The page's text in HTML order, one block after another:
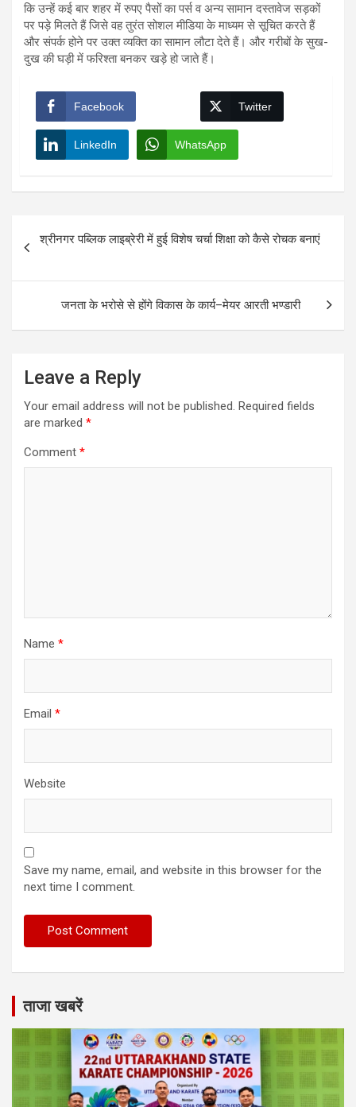
कि उन्हें कई बार शहर में रुपए पैसों का पर्स व अन्य सामान दस्तावेज सड़कों
पर पड़े मिलते हैं जिसे वह तुरंत सोशल मीडिया के माध्यम से सूचित करते हैं
और संपर्क होने पर उक्त व्यक्ति का सामान लौटा देते हैं। और गरीबों के सुख-
दुख की घड़ी में फरिश्ता बनकर खड़े हो जाते हैं।
Facebook Twitter
LinkedIn WhatsApp
navigation
श्रीनगर पब्लिक लाइब्रेरी में हुई विशेष चर्चा शिक्षा को कैसे रोचक बनाएं
जनता के भरोसे से होंगे विकास के कार्य–मेयर आरती भण्डारी
Leave a Reply
Your email address will not be published. Required fields
are marked *
Comment *
Name *
Email *
Website
Save my name, email, and website in this browser for the
next time I comment.
ताजा खबरें